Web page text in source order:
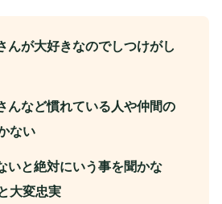
が大好きなのでしつけがし
など慣れている人や仲間の
ない
と絶対にいう事を聞かな
大変忠実